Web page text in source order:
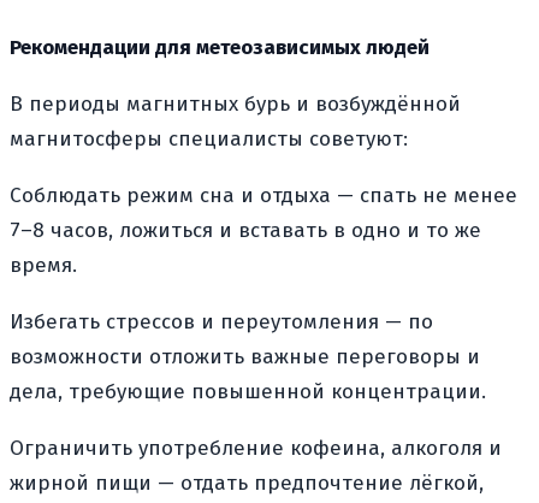
Рекомендации для метеозависимых людей
В периоды магнитных бурь и возбуждённой
магнитосферы специалисты советуют:
Соблюдать режим сна и отдыха — спать не менее
7–8 часов, ложиться и вставать в одно и то же
время.
Избегать стрессов и переутомления — по
возможности отложить важные переговоры и
дела, требующие повышенной концентрации.
Ограничить употребление кофеина, алкоголя и
жирной пищи — отдать предпочтение лёгкой,